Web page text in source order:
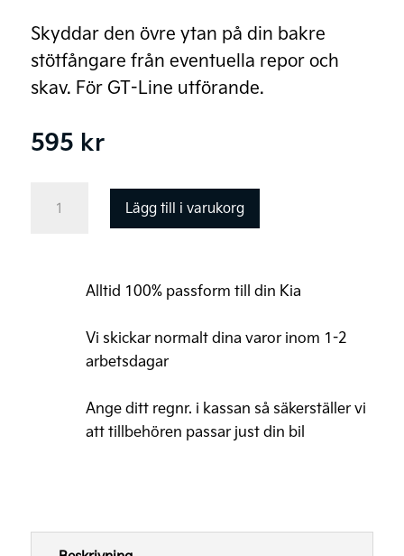
Skyddar den övre ytan på din bakre
stötfångare från eventuella repor och
skav. För GT-Line utförande.
595 kr
Stötfångarskyddsfolie
Lägg till i varukorg
Alltid 100% passform till din Kia
Vi skickar normalt dina varor inom 1-2
arbetsdagar
Ange ditt regnr. i kassan så säkerställer vi
att tillbehören passar just din bil